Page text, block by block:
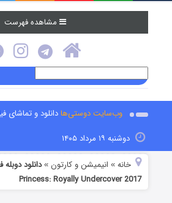
مشاهده فهرست
وب‌سایت دوستی‌هادانلود و تماشای
دوشنبه ۱۹ مرداد ۱۴۰۵
خانه » انیمیشن و کارتون »
Princess: Royally Undercover 2017